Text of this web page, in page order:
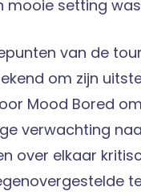
setting
van de
om zijn
Mood Bored
verwachting
over elkaar